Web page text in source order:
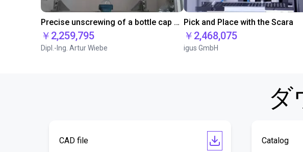
Precise unscrewing of a bottle cap with a Delta robot
￥2,259,795
Dipl.-Ing. Artur Wiebe
Pick and Place with the Scara
￥2,468,075
igus GmbH
ダ
CAD file Catalog